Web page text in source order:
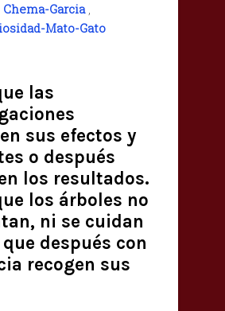
Chema-Garcia,
Mato-Gato
las
sus efectos y
o después
los resultados.
los árboles no
ni se cuidan
después con
recogen sus